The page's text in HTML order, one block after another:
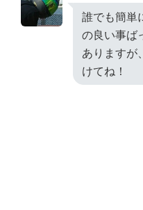
誰でも簡単
の良い事ば
ありますが
けてね！